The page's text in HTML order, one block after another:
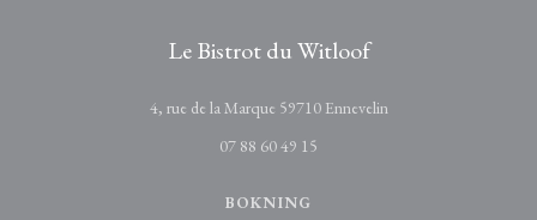
Le Bistrot du Witloof
4, rue de la Marque 59710 Ennevelin((öppnas i ett nytt
07 88 60 49 15
BOKNING